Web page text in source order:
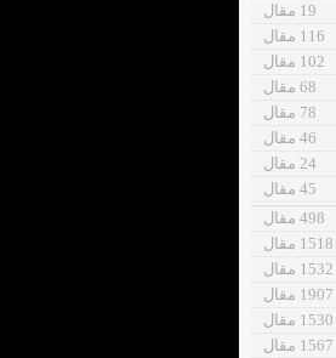
19 مقال
116 مقال
102 مقال
68 مقال
78 مقال
46 مقال
24 مقال
45 مقال
498 مقال
1518 مقال
1532 مقال
1907 مقال
1530 مقال
1567 مقال